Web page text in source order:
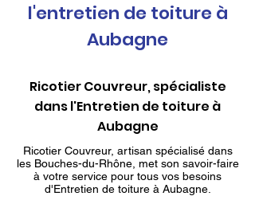
l'entretien de toiture à
Aubagne
Ricotier Couvreur, spécialiste
dans l'Entretien de toiture à
Aubagne
Ricotier Couvreur, artisan spécialisé dans
les Bouches-du-Rhône, met son savoir-faire
à votre service pour tous vos besoins
d'Entretien de toiture à Aubagne.